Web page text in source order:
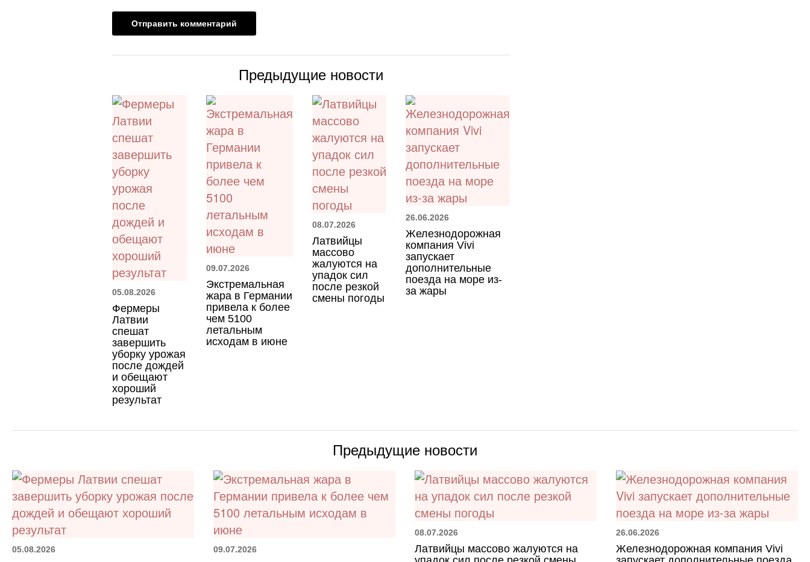
Предыдущие новости
05.08.2026
Фермеры
Латвии
спешат
завершить
уборку урожая
после дождей
и обещают
хороший
результат
09.07.2026
Экстремальная
жара в Германии
привела к более
чем 5100
летальным
исходам в июне
08.07.2026
Латвийцы
массово
жалуются на
упадок сил
после резкой
смены погоды
26.06.2026
Железнодорожная
компания Vivi
запускает
дополнительные
поезда на море из-
за жары
Предыдущие новости
05.08.2026 09.07.2026
08.07.2026
Латвийцы массово жалуются на
26.06.2026
Железнодорожная компания Vivi